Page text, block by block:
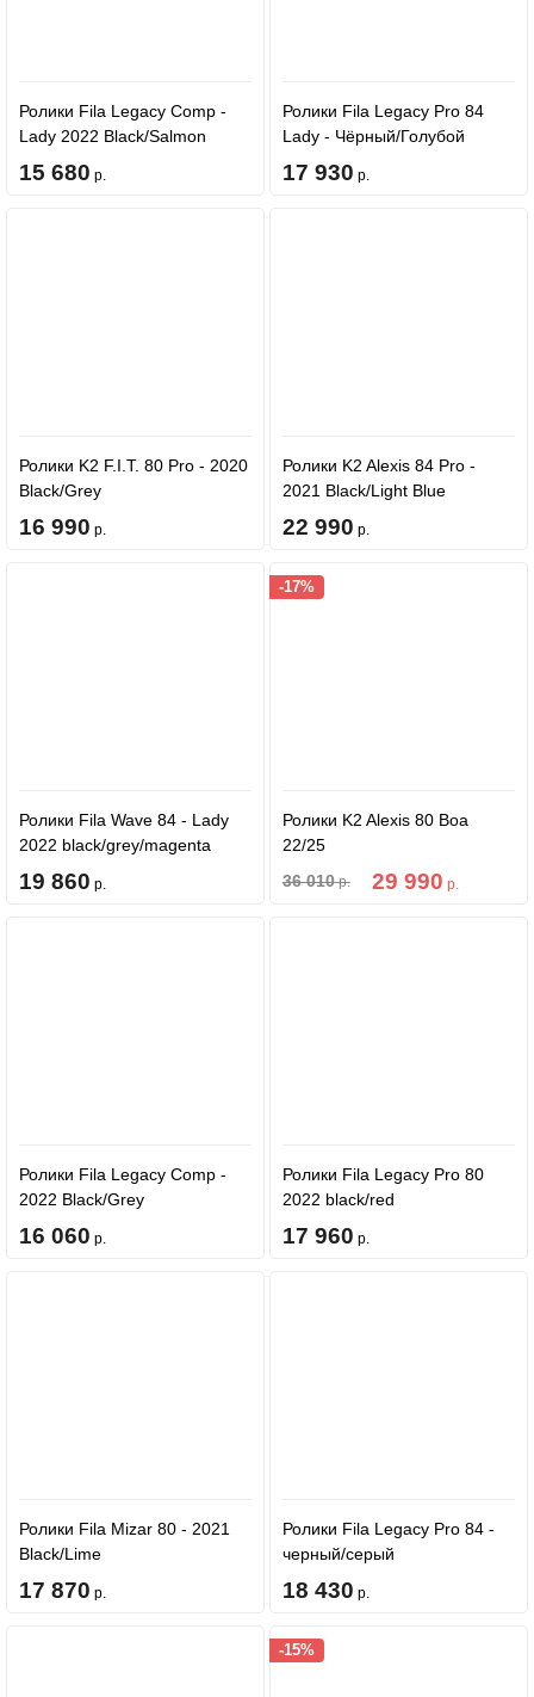
Ролики Fila Legacy Comp -
Lady 2022 Black/Salmon
15 680 р.
Ролики Fila Legacy Pro 84
Lady - Чёрный/Голубой
17 930 р.
Ролики K2 F.I.T. 80 Pro - 2020
Black/Grey
16 990 р.
Ролики K2 Alexis 84 Pro -
2021 Black/Light Blue
22 990 р.
Ролики Fila Wave 84 - Lady
2022 black/grey/magenta
19 860 р.
Ролики K2 Alexis 80 Boa
22/25
36 010р. 29 990 р.
-17%
Ролики Fila Legacy Comp -
2022 Black/Grey
16 060 р.
Ролики Fila Legacy Pro 80
2022 black/red
17 960 р.
Ролики Fila Mizar 80 - 2021
Black/Lime
17 870 р.
Ролики Fila Legacy Pro 84 -
черный/серый
18 430 р.
-15%